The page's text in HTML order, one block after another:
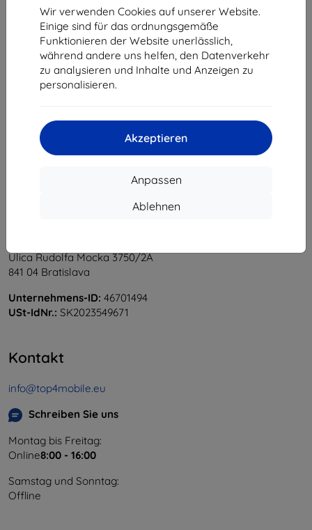
Wir verwenden Cookies auf unserer Website.
Einige sind für das ordnungsgemäße
Funktionieren der Website unerlässlich,
während andere uns helfen, den Datenverkehr
zu analysieren und Inhalte und Anzeigen zu
personalisieren.
Akzeptieren
Anpassen
Ablehnen
Auf Lager > 5 Stk.
1
Ulica Rudolfa Mocka 3750/2A
841 04 Bratislava
Unternehmens-ID: 46701494
USt-IdNr.: SK2023549671
Kontakt
info@top4mobile.eu
Schreiben Sie uns
Montag bis Freitag:
Online8:00 - 16:00
Samstag und Sonntag:
Offline